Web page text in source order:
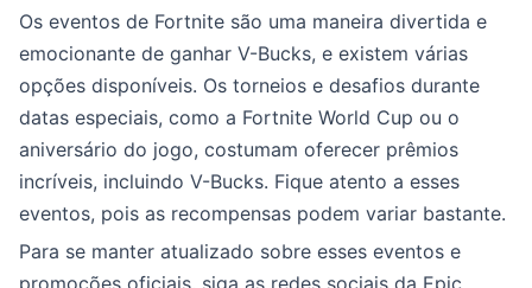
Os eventos de Fortnite são uma maneira divertida e
emocionante de ganhar V-Bucks, e existem várias
opções disponíveis. Os torneios e desafios durante
datas especiais, como a Fortnite World Cup ou o
aniversário do jogo, costumam oferecer prêmios
incríveis, incluindo V-Bucks. Fique atento a esses
eventos, pois as recompensas podem variar bastante.
Para se manter atualizado sobre esses eventos e
promoções oficiais, siga as redes sociais da Epic